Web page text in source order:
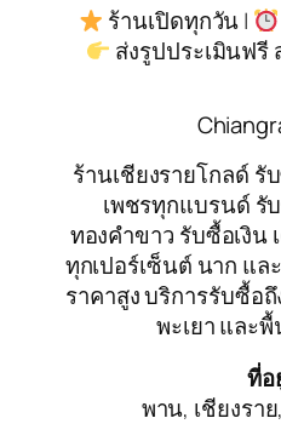
ร้านเปิดทุกวัน |
ส่งรูปประเมินฟรี
ร้านเชียงรายโกลด์ รั
เพชรทุกแบรนด์ รั
ทองคำขาว รับซื้อเงิน
ทุกเปอร์เซ็นต์ นาก แล
ราคาสูง บริการรับซื้อ
พะเยา และ
ที่อ
พาน, เชียงรา